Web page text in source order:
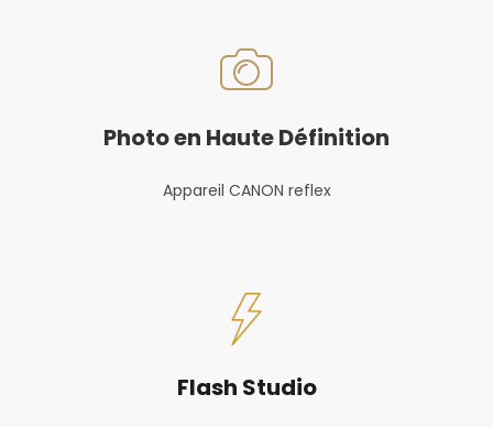
Photo en Haute Définition
Appareil CANON reflex
Flash Studio